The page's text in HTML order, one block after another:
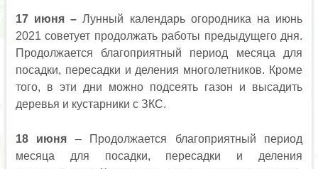
17июня –Лунный календарь огородника на июнь
2021 советует продолжать работы предыдущего дня.
Продолжается благоприятный период месяца для
посадки, пересадки и деления многолетников. Кроме
того, в эти дни можно подсеять газон и высадить
деревья и кустарники с ЗКС.
18 июня – Продолжается благоприятный период
месяца для посадки, пересадки и деления